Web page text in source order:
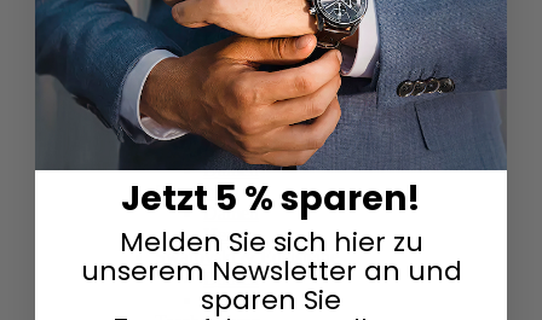
Damen
Herren
Smartwatches
Damen
Herren
Solaruhren
Herren
Damen
Sportuhren
Damen
Herren
Swarovski & Edelsteine
Damen
Herren
Jetzt 5 % sparen!
Melden Sie sich hier zu
unserem Newsletter an und
sparen Sie